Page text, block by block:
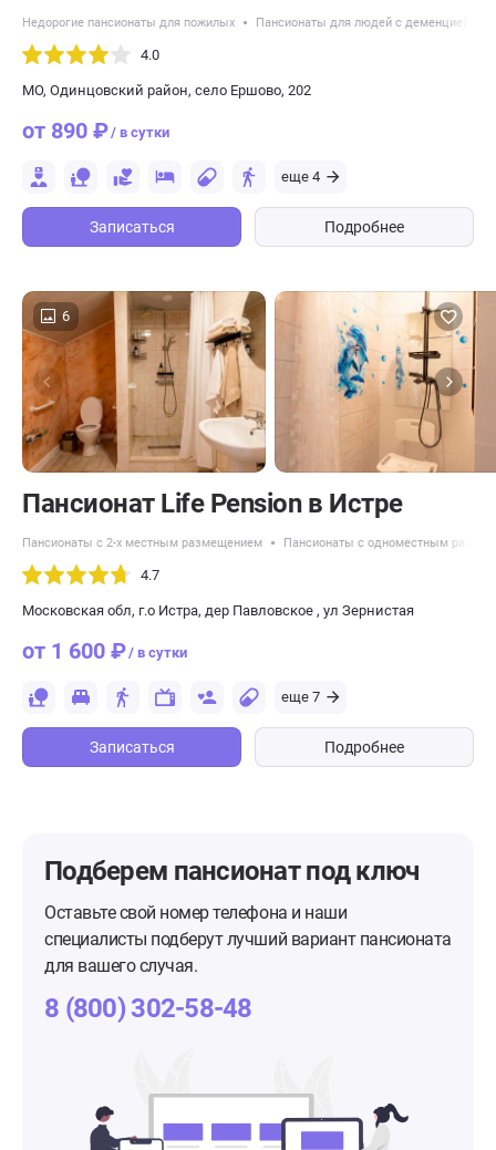
Недорогие пансионаты для пожилых Пансионаты для людей с деменцией
4.0
МО, Одинцовский район, село Ершово, 202
от 890 ₽/ в сутки
еще 4
Записаться Подробнее
6
Пансионат Life Pension в Истре
Пансионаты с 2-х местным размещением Пансионаты с одноместным
4.7
Московская обл, г.о Истра, дер Павловское , ул Зернистая
от 1 600 ₽/ в сутки
еще 7
Записаться Подробнее
Подберем пансионатпод ключ
Оставьте свой номер телефона и наши
специалисты подберут лучший вариант пансионата
для вашего случая.
8 (800) 302-58-48